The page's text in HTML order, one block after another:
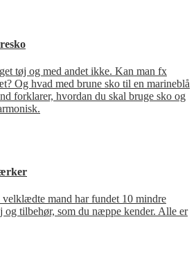
tøj og med andet ikke. Kan man fx
Og hvad med brune sko til en marineblå
forklarer, hvordan du skal bruge sko og
mand har fundet 10 mindre
tilbehør, som du næppe kender. Alle er